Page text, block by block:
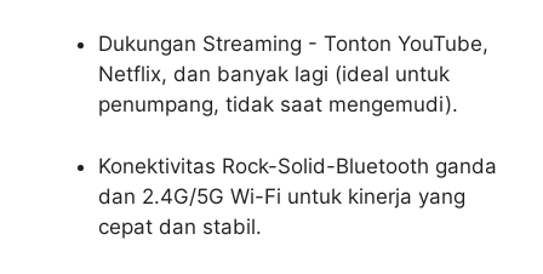
Dukungan Streaming - Tonton YouTube,
Netflix, dan banyak lagi (ideal untuk
penumpang, tidak saat mengemudi).
Konektivitas Rock-Solid-Bluetooth ganda
dan 2.4G/5G Wi-Fi untuk kinerja yang
cepat dan stabil.